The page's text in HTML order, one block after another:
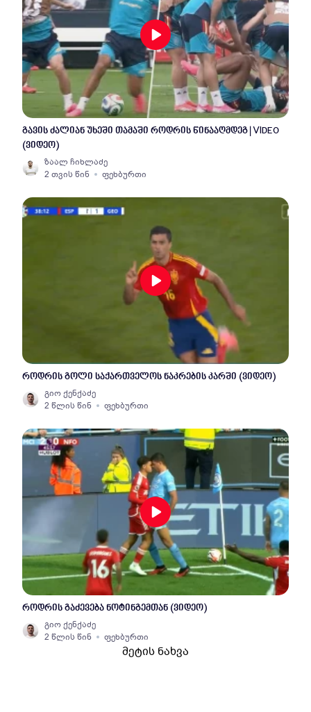
გავის ძალიან უხეში თამაში როდრის წინააღმდეგ | VIDEO
(ვიდეო)
ზაალ ჩიხლაძე
2 თვის წინ
ფეხბურთი
როდრის გოლი საქართველოს ნაკრების კარში (ვიდეო)
გიო ქენქაძე
2 წლის წინ
ფეხბურთი
როდრის გაძევება ნოტინგემთან (ვიდეო)
გიო ქენქაძე
2 წლის წინ
ფეხბურთი
მეტის ნახვა